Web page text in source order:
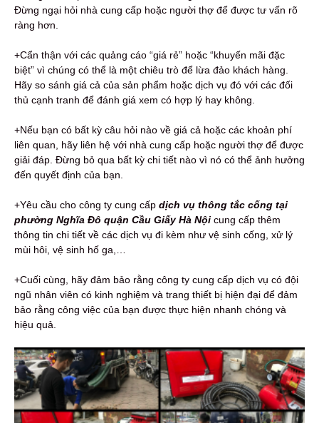
Đừng ngại hỏi nhà cung cấp hoặc người thợ để được tư vấn rõ
ràng hơn.
+Cẩn thận với các quảng cáo “giá rẻ” hoặc “khuyến mãi đặc
biệt” vì chúng có thể là một chiêu trò để lừa đảo khách hàng.
Hãy so sánh giá cả của sản phẩm hoặc dịch vụ đó với các đối
thủ cạnh tranh để đánh giá xem có hợp lý hay không.
+Nếu bạn có bất kỳ câu hỏi nào về giá cả hoặc các khoản phí
liên quan, hãy liên hệ với nhà cung cấp hoặc người thợ để được
giải đáp. Đừng bỏ qua bất kỳ chi tiết nào vì nó có thể ảnh hưởng
đến quyết định của bạn.
+Yêu cầu cho công ty cung cấp dịch vụ thông tắc cống tại
phường Nghĩa Đô quận Cầu Giấy Hà Nội cung cấp thêm
thông tin chi tiết về các dịch vụ đi kèm như vệ sinh cống, xử lý
mùi hôi, vệ sinh hố ga,…
+Cuối cùng, hãy đảm bảo rằng công ty cung cấp dịch vụ có đội
ngũ nhân viên có kinh nghiệm và trang thiết bị hiện đại để đảm
bảo rằng công việc của bạn được thực hiện nhanh chóng và
hiệu quả.